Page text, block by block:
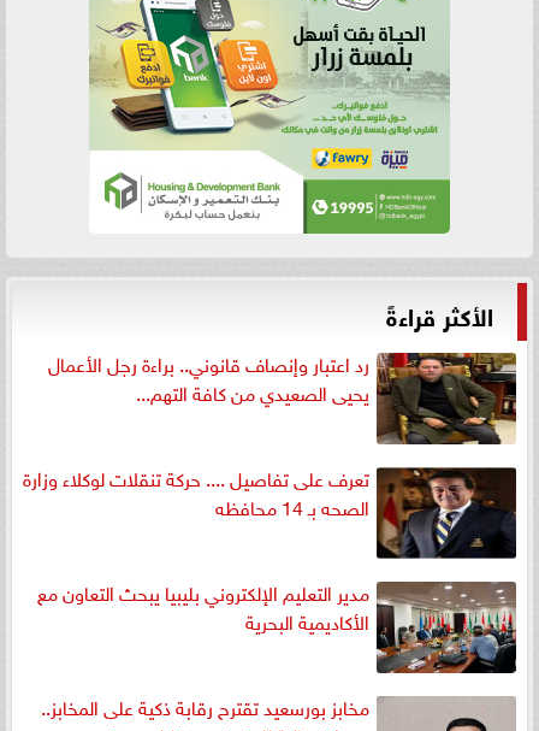
الأكثر قراءةً
رد اعتبار وإنصاف قانوني.. براءة رجل الأعمال
يحيى الصعيدي من كافة التهم...
تعرف على تفاصيل .... حركة تنقلات لوكلاء وزارة
الصحه بـ 14 محافظه
مدير التعليم الإلكتروني بليبيا يبحث التعاون مع
الأكاديمية البحرية
مخابز بورسعيد تقترح رقابة ذكية على المخابز..